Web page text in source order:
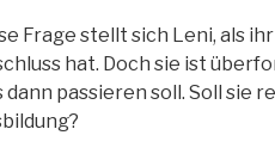
Frage stellt sich Leni, als
hat. Doch sie ist
dann passieren soll. Soll sie